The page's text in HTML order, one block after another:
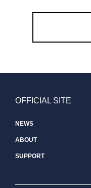
OFFICIAL SITE
NEWS
ABOUT
SUPPORT